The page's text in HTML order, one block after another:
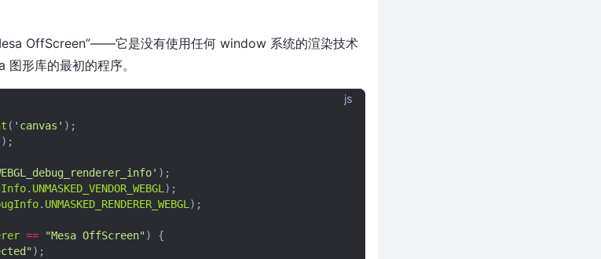
OffScreen”——它是没有使用任何 window 系统的渲染技术
形库的最初的程序。
js
( 'canvas' );
);
);
. UNMASKED_VENDOR_WEBGL );
. UNMASKED_RENDERER_WEBGL );
== "Mesa OffScreen" )
{
);